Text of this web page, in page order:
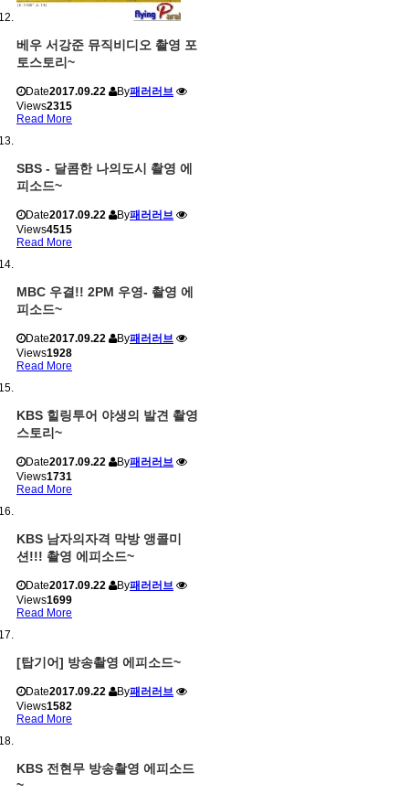
베우 서강준 뮤직비디오 촬영 포
토스토리~
Date2017.09.22 By패러러브
Views2315
Read More
SBS - 달콤한 나의도시 촬영 에
피소드~
Date2017.09.22 By패러러브
Views4515
Read More
MBC 우결!! 2PM 우영- 촬영 에
피소드~
Date2017.09.22 By패러러브
Views1928
Read More
KBS 힐링투어 야생의 발견 촬영
스토리~
Date2017.09.22 By패러러브
Views1731
Read More
KBS 남자의자격 막방 앵콜미
션!!! 촬영 에피소드~
Date2017.09.22 By패러러브
Views1699
Read More
[탑기어] 방송촬영 에피소드~
Date2017.09.22 By패러러브
Views1582
Read More
KBS 전현무 방송촬영 에피소드
~